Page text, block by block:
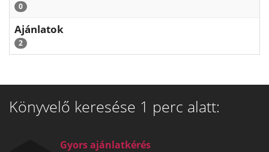
0
Ajánlatok
2
Könyvelő keresése 1 perc alatt:
Gyors ajánlatkérés